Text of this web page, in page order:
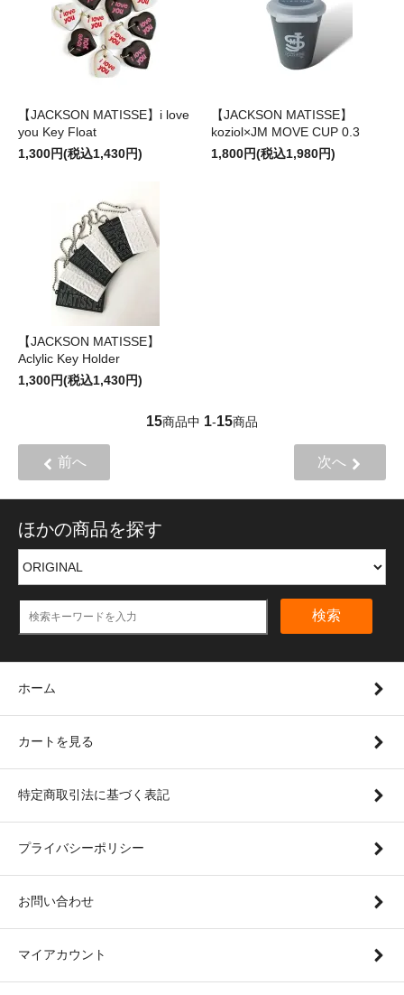
【JACKSON MATISSE】i love
you Key Float
1,300円(税込1,430円)
【JACKSON MATISSE】
koziol×JM MOVE CUP 0.3
1,800円(税込1,980円)
【JACKSON MATISSE】
Aclylic Key Holder
1,300円(税込1,430円)
15商品中 1-15商品
前へ 次へ
ほかの商品を探す
検索
ホーム
カートを見る
特定商取引法に基づく表記
プライバシーポリシー
お問い合わせ
マイアカウント